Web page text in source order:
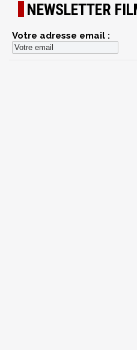
NEWSLETTER
Votre adresse email :